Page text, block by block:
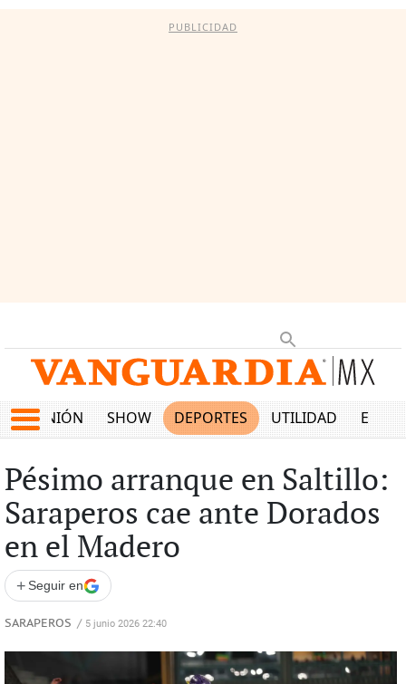
PUBLICIDAD
OPINIÓN SHOW DEPORTES UTILIDAD
Pésimo arranque en Saltillo:
Saraperos cae ante Dorados
en el Madero
+ Seguir en
SARAPEROS / 5 junio 2026 22:40